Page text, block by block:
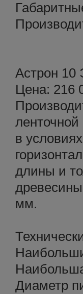
Астрон 10
Цена: 216
в
длины и
мм.
Диаметр